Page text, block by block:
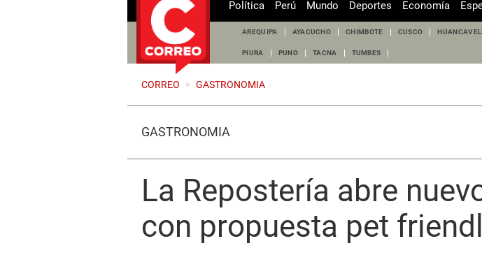
Política Perú Mundo Deportes Economía
AREQUIPA AYACUCHO CHIMBOTE CUSCO
PIURA PUNO TACNA TUMBES
CORREO > GASTRONOMIA
GASTRONOMÍA
La Repostería abre
con propuesta pet